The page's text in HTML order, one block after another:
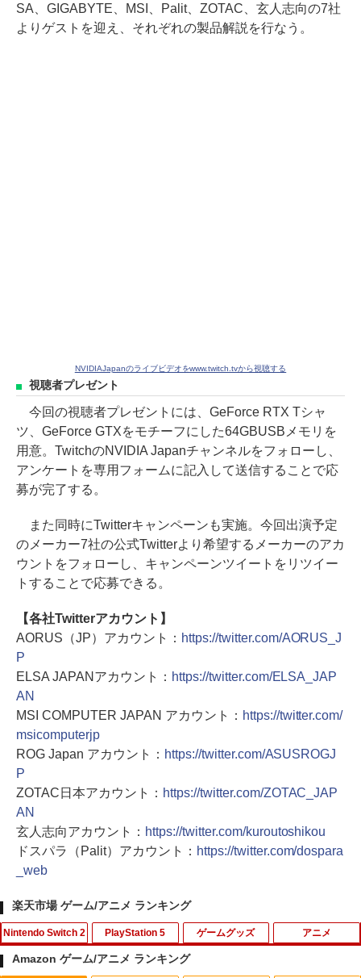
SA、GIGABYTE、MSI、Palit、ZOTAC、玄人志向の7社
よりゲストを迎え、それぞれの製品解説を行なう。
NVIDIAJapanのライブビデオをwww.twitch.tvから視聴する
視聴者プレゼント
今回の視聴者プレゼントには、GeForce RTX Tシャ
ツ、GeForce GTXをモチーフにした64GBUSBメモリを
用意。TwitchのNVIDIA Japanチャンネルをフォローし、
アンケートを専用フォームに記入して送信することで応
募が完了する。
また同時にTwitterキャンペーンも実施。今回出演予定
のメーカー7社の公式Twitterより希望するメーカーのアカ
ウントをフォローし、キャンペーンツイートをリツイー
トすることで応募できる。
【各社Twitterアカウント】
AORUS（JP）アカウント： https://twitter.com/AORUS_J
P
ELSA JAPANアカウント： https://twitter.com/ELSA_JAP
AN
MSI COMPUTER JAPAN アカウント： https://twitter.com/
msicomputerjp
ROG Japan アカウント： https://twitter.com/ASUSROGJ
P
ZOTAC日本アカウント： https://twitter.com/ZOTAC_JAP
AN
玄人志向アカウント： https://twitter.com/kuroutoshikou
ドスパラ（Palit）アカウント： https://twitter.com/dospara
_web
楽天市場 ゲーム/アニメ ランキング
Nintendo Switch 2 PlayStation 5 ゲームグッズ アニメ
Amazon ゲーム/アニメ ランキング